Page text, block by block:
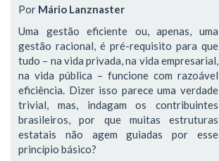
Por Mário Lanznaster
Uma gestão eficiente ou, apenas, uma
gestão racional, é pré-requisito para que
tudo – na vida privada, na vida empresarial,
na vida pública – funcione com razoável
eficiência. Dizer isso parece uma verdade
trivial, mas, indagam os contribuintes
brasileiros, por que muitas estruturas
estatais não agem guiadas por esse
princípio básico?